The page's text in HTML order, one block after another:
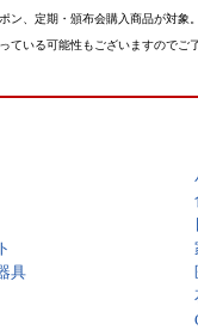
、定期・頒布会購入商品が対象
いる可能性もございますのでご
具